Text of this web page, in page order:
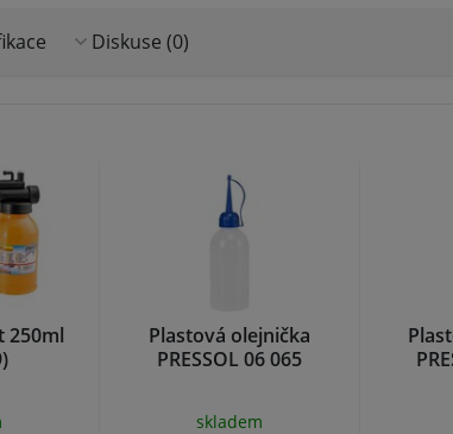
Diskuse (0)
250ml
Plastová olejnička
PRESSOL 06 065
skladem